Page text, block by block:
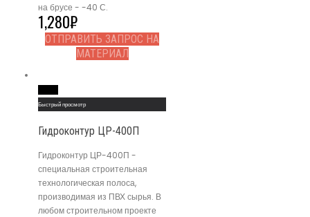
на брусе - -40 С.
1,280₽
ОТПРАВИТЬ ЗАПРОС НА
МАТЕРИАЛ
Быстрый просмотр
Гидроконтур ЦР-400П
Гидроконтур ЦР-400П -
специальная строительная
технологическая полоса,
производимая из ПВХ сырья. В
любом строительном проекте